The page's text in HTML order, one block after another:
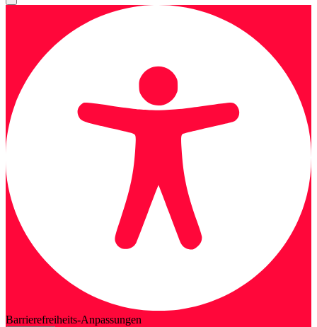
Barrierefreiheits-Anpassungen